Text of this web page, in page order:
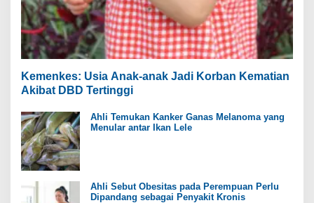
Kemenkes: Usia Anak-anak Jadi Korban Kematian
Akibat DBD Tertinggi
Ahli Temukan Kanker Ganas Melanoma yang
Menular antar Ikan Lele
Ahli Sebut Obesitas pada Perempuan Perlu
Dipandang sebagai Penyakit Kronis